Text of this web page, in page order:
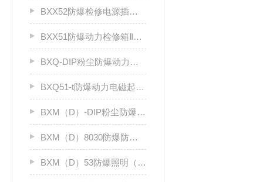
BXX52防爆检修电源插座箱ⅡB、ⅡC
BXX51防爆动力检修箱ⅡB、ⅡC
BXQ-DIP粉尘防爆动力（电磁）起动箱
BXQ51-t防爆动力电磁起动箱
BXM（D）-DIP粉尘防爆照明（动力）配电箱
BXM（D）8030防爆防腐照明动力配电箱（Ⅱ C）
BXM（D）53防爆照明（动力）配电箱ⅡC